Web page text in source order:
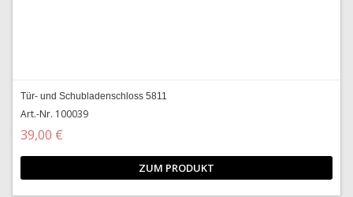
Tür- und Schubladenschloss 5811
Art.-Nr. 100039
39,00 €
ZUM PRODUKT